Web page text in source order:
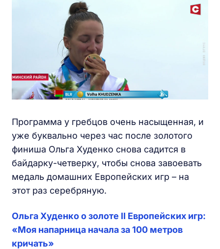
Программа у гребцов очень насыщенная, и
уже буквально через час после золотого
финиша Ольга Худенко снова садится в
байдарку-четверку, чтобы снова завоевать
медаль домашних Европейских игр – на
этот раз серебряную.
Ольга Худенко о золоте II Европейских игр:
«Моя напарница начала за 100 метров
кричать»